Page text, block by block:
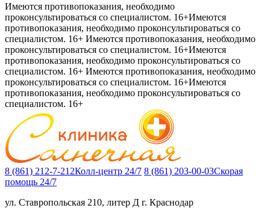
Имеются противопоказания, необходимо
проконсультироваться со специалистом. 16+Имеются
противопоказания, необходимо проконсультироваться со
специалистом. 16+ Имеются противопоказания, необходимо
проконсультироваться со специалистом. 16+Имеются
противопоказания, необходимо проконсультироваться со
специалистом. 16+ Имеются противопоказания, необходимо
проконсультироваться со специалистом. 16+Имеются
противопоказания, необходимо проконсультироваться со
специалистом. 16+
8 (861) 212-7-212Колл-центр 24/7 8 (861) 203-00-03Скорая
помощь 24/7
ул. Ставропольская 210, литер Д г. Краснодар